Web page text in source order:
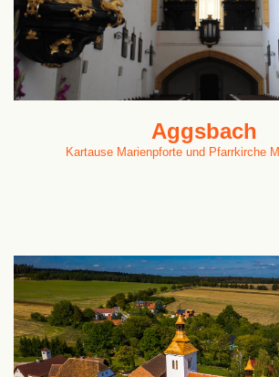
Aggsbach
Kartause Marienpforte und Pfarrkirche